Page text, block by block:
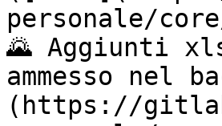
personale/
🌄 Aggiunti
ammesso nel
(https://